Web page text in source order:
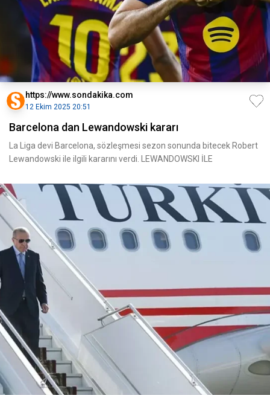
https://www.sondakika.com
12 Ekim 2025 20:51
Barcelona dan Lewandowski kararı
La Liga devi Barcelona, sözleşmesi sezon sonunda bitecek Robert
Lewandowski ile ilgili kararını verdi. LEWANDOWSKI İLE